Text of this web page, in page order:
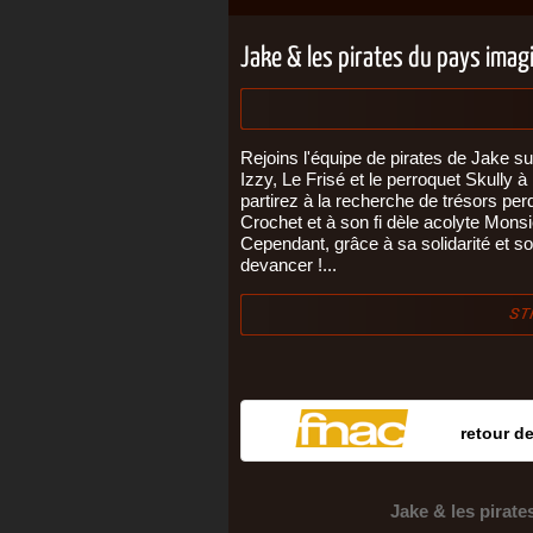
Jake & les pirates du pays
Rejoins l'équipe de pirates de Jake
Izzy, Le Frisé et le perroquet Skully
partirez à la recherche de trésors
Crochet et à son fi dèle acolyte
Cependant, grâce à sa solidarité et
devancer !...
retour
Jake & les